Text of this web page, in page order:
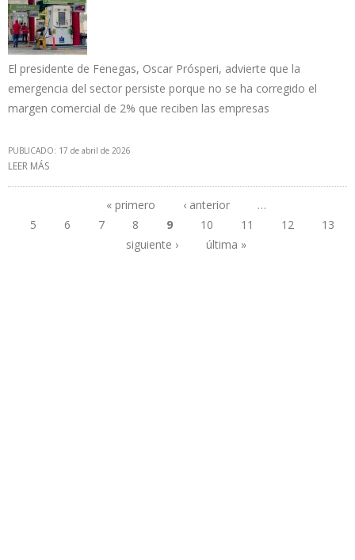
El presidente de Fenegas, Oscar Prósperi, advierte que la
emergencia del sector persiste porque no se ha corregido el
margen comercial de 2% que reciben las empresas
PUBLICADO: 17 de abril de 2026
LEER MÁS
Páginas
« primero ‹ anterior
…
5
6 7 8 9 10 11 12
13
siguiente ›
última »